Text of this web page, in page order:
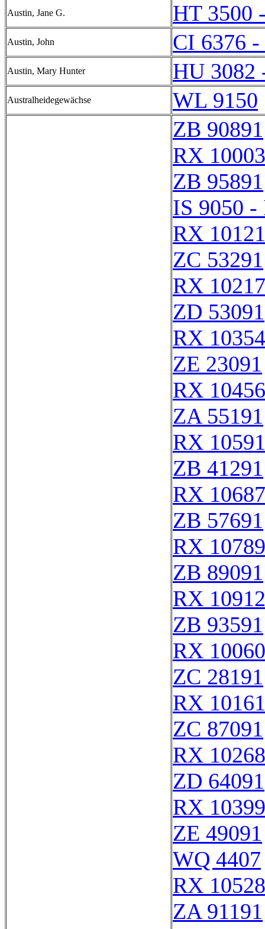
Austin, Jane G. HT 3500
Austin, John CI 6376
Austin, Mary Hunter HU 3082
Australheidegewächse
WL 9150
ZB 90891
RX 10003
ZB 95891
IS 9050 -
RX 10121
ZC 53291
RX 10217
ZD 53091
RX 10354
ZE 23091
RX 10456
ZA 55191
RX 10591
ZB 41291
RX 10687
ZB 57691
RX 10789
ZB 89091
RX 10912
ZB 93591
RX 10060
ZC 28191
RX 10161
ZC 87091
RX 10268
ZD 64091
RX 10399
ZE 49091
WQ 4407
RX 10528
ZA 91191